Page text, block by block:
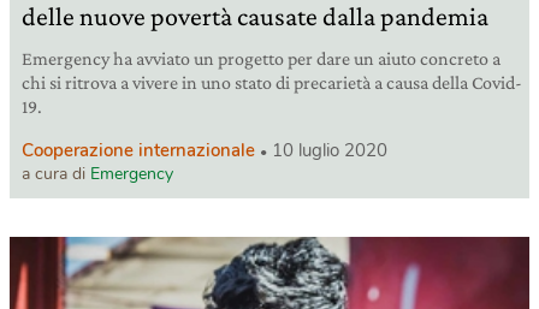
delle nuove povertà causate dalla pandemia
Emergency ha avviato un progetto per dare un aiuto concreto a
chi si ritrova a vivere in uno stato di precarietà a causa della Covid-
19.
Cooperazione internazionale 10 luglio 2020
a cura di Emergency